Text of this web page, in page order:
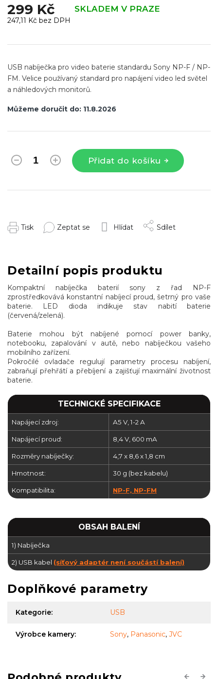
299 Kč SKLADEM V PRAZE
247,11 Kč bez DPH
cena:
Můžeme doručit do: 11.8.2026
Přidat do košíku
USB nabíječka pro video baterie standardu Sony NP-F / NP-
FM. Velice používaný standard pro napájení video led světel
a náhledových monitorů.
Tisk Zeptat se Hlídat Sdílet
Detailní popis produktu
Kompaktní nabíječka baterií sony z řad NP-F
zprostředkovává konstantní nabíjecí proud, šetrný pro vaše
baterie. LED dioda indikuje stav nabití baterie
(červená/zelená).
Baterie mohou být nabíjené pomocí power banky,
notebooku, zapalování v autě, nebo nabíječkou vašeho
mobilního zařízení.
Pokročilé ovladače regulují parametry procesu nabíjení,
zabraňují přehřátí a přebíjení a zajišťují maximální životnost
baterie.
TECHNICKÉ SPECIFIKACE
Napájecí zdroj: A5 V, 1-2 A
Napájecí proud: 8,4 V, 600 mA
Rozměry nabíječky: 4,7 x 8,6 x 1,8 cm
Hmotnost: 30 g (bez kabelu)
Kompatibilita: NP-F, NP-FM
OBSAH BALENÍ
1) Nabíječka
2) USB kabel (síťový adaptér není součástí balení)
Doplňkové parametry
Kategorie: USB
Výrobce kamery: Sony, Panasonic, JVC
Previous
Next